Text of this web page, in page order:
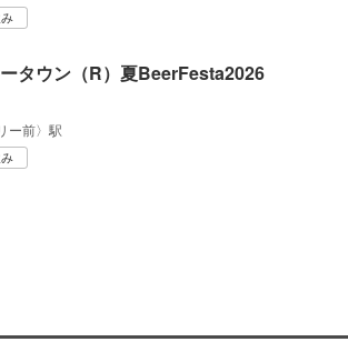
タウン（R）夏BeerFesta2026
ー前〉駅